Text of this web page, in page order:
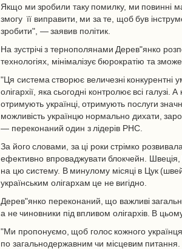
Якщо ми зробили таку помилку, ми повинні
змогу її виправити, ми за те, щоб був
зробити", — заявив політик.
На зустрічі з тернополянами Дерев"янко
технологіях, мінімалізує бюрократію та
"Ця система створює величезні конкурентні
олігархії, яка сьогодні контролює всі
отримують українці, отримують послуги
можливість українцю нормально дихати,
— переконаний один з лідерів РНС.
За його словами, за ці роки стрімко
ефективно впроваджувати блокчейн.
на цю систему. В минулому місяці в Цук
українським олігархам це не вигідно.
Дерев"янко переконаний, що важливі
а не чиновники під впливом олігархів. В
"Ми пропонуємо, щоб голос кожного
по загальнодержавним чи місцевим